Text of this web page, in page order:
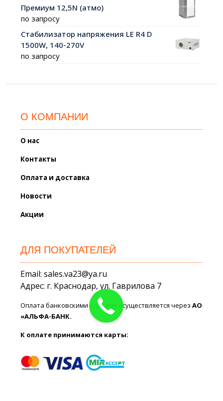
Премиум 12,5N (атмо)
по запросу
Стабилизатор напряжения LE R4 D
1500W, 140-270V
по запросу
О КОМПАНИИ
О нас
Контакты
Оплата и доставка
Новости
Акции
ДЛЯ ПОКУПАТЕЛЕЙ
Email: sales.va23@ya.ru
Адрес: г. Краснодар, ул. Гаврилова 7
Оплата банковскими картами осуществляется черезАО
«АЛЬФА-БАНК.
К оплате принимаются карты: